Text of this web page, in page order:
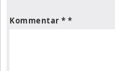
Kommentar *